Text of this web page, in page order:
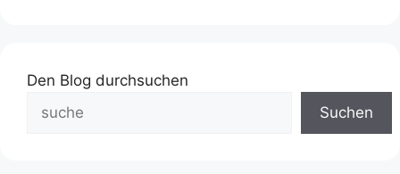
Den Blog durchsuchen
Suchen